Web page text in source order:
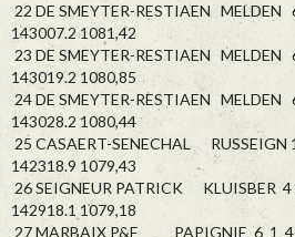
22 DE SMEYTER-RESTIAEN
143007.2 1081,42
23 DE SMEYTER-RESTIAEN
143019.2 1080,85
24 DE SMEYTER-RESTIAEN
143028.2 1080,44
25 CASAERT-SENECHAL
142318.9 1079,43
26 SEIGNEUR PATRICK KLUISBER
142918.1 1079,18
27 MARBAIX P&F PAPIGNIE 6 1